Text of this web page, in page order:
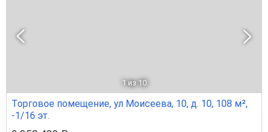
1 из 10
Торговое помещение, ул Моисеева, 10, д. 10, 108 м²,
-1/16 эт.